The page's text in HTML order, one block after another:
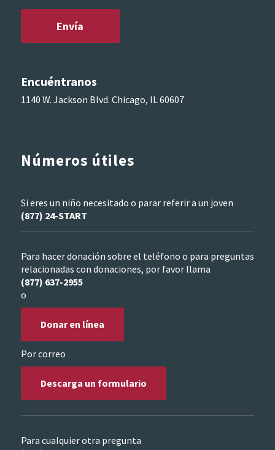
Encuéntranos
1140 W. Jackson Blvd. Chicago, IL 60607
Números útiles
Si eres un niño necesitado o parar referir a un joven
(877) 24-START
Para hacer donación sobre el teléfono o para preguntas
relacionadas con donaciones, por favor llama
(877) 637-2955
o
Donar en línea
Por correo
Descarga un formulario
Para cualquier otra pregunta